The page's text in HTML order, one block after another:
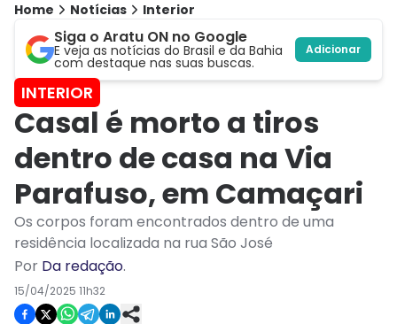
Home Notícias Interior
Siga o Aratu ON no Google
E veja as notícias do Brasil e da Bahia
com destaque nas suas buscas.
Adicionar
INTERIOR
Casal é morto a tiros
dentro de casa na Via
Parafuso, em Camaçari
Os corpos foram encontrados dentro de uma
residência localizada na rua São José
Por Da redação.
15/04/2025 11h32